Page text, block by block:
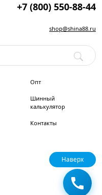
+7 (800) 550-88-44
shop@shina88.ru
Опт
Шинный
калькулятор
Контакты
Наверх